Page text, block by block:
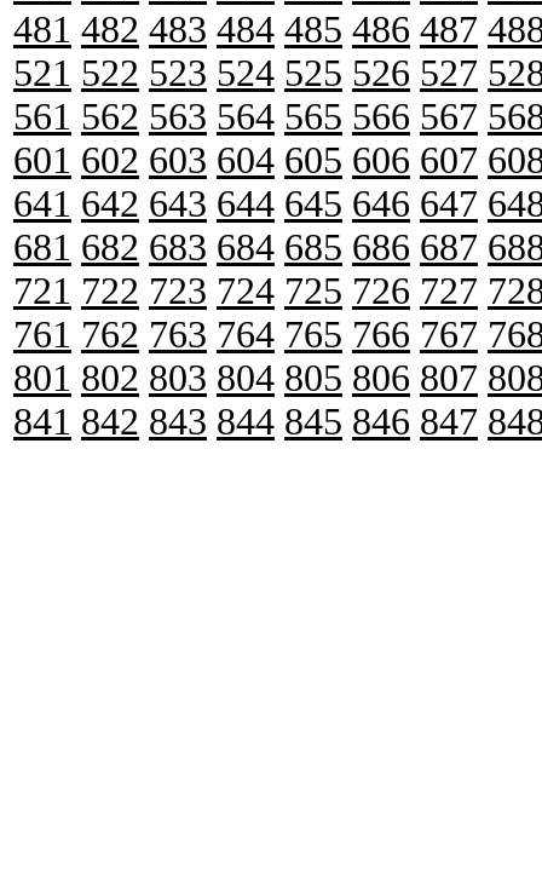
481 482 483 484 485 486 487
521 522 523 524 525 526 527
561 562 563 564 565 566 567
601 602 603 604 605 606 607
641 642 643 644 645 646 647
681 682 683 684 685 686 687
721 722 723 724 725 726 727
761 762 763 764 765 766 767
801 802 803 804 805 806 807
841 842 843 844 845 846 847